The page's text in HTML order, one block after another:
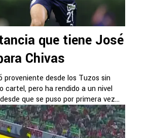
que tiene José
Chivas
proveniente desde los Tuzos sin
cartel, pero ha rendido a un nivel
que se puso por primera vez...